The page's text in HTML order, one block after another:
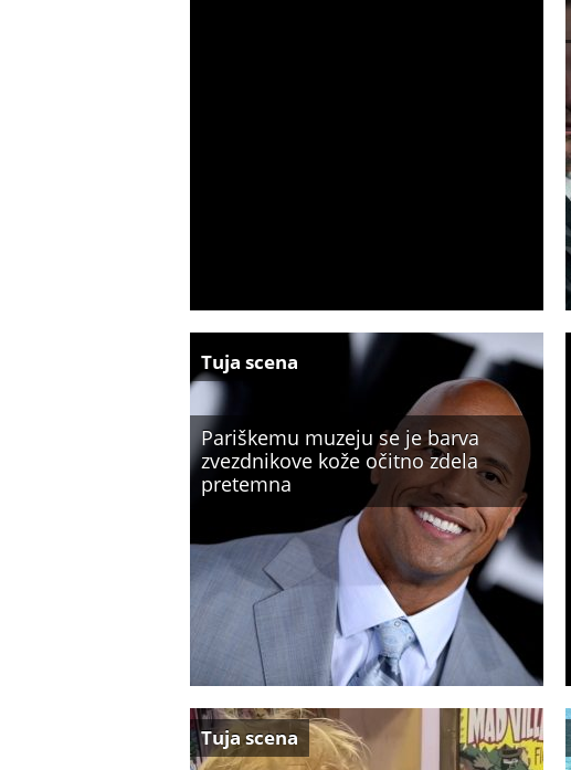
Pariškemu muzeju se je barva
zvezdnikove kože očitno zdela
pretemna
Tuja scena
Tuja scena